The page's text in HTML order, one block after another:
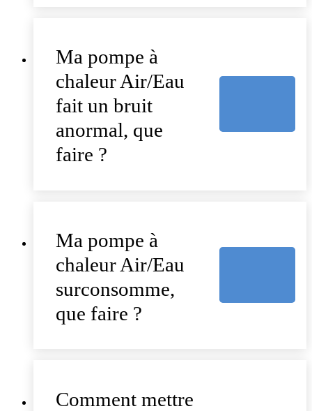
Ma pompe à
chaleur Air/Eau
fait un bruit
anormal, que
faire ?
Ma pompe à
chaleur Air/Eau
surconsomme,
que faire ?
Comment mettre